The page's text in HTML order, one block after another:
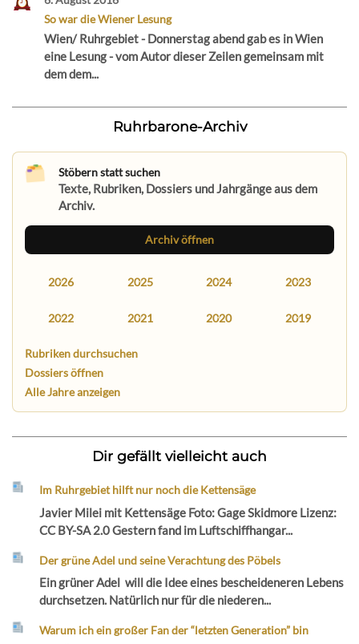
So war die Wiener Lesung
Wien/ Ruhrgebiet - Donnerstag abend gab es in Wien
eine Lesung - vom Autor dieser Zeilen gemeinsam mit
dem dem...
Ruhrbarone-Archiv
Stöbern statt suchen
Texte, Rubriken, Dossiers und Jahrgänge aus dem
Archiv.
Archiv öffnen
2026 2025 2024 2023
2022 2021 2020 2019
Rubriken durchsuchen
Dossiers öffnen
Alle Jahre anzeigen
Dir gefällt vielleicht auch
Im Ruhrgebiet hilft nur noch die Kettensäge
Javier Milei mit Kettensäge Foto: Gage Skidmore Lizenz:
CC BY-SA 2.0 Gestern fand im Luftschiffhangar...
Der grüne Adel und seine Verachtung des Pöbels
Ein grüner Adel will die Idee eines bescheideneren Lebens
durchsetzen. Natürlich nur für die niederen...
Warum ich ein großer Fan der “letzten Generation” bin